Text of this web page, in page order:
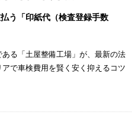
う「印紙代（検査登録手数
る「土屋整備工場」が、最新の法
で車検費用を賢く安く抑えるコツ